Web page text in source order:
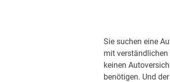
Sie suchen eine
mit verständlichen
keinen
benötigen. Und